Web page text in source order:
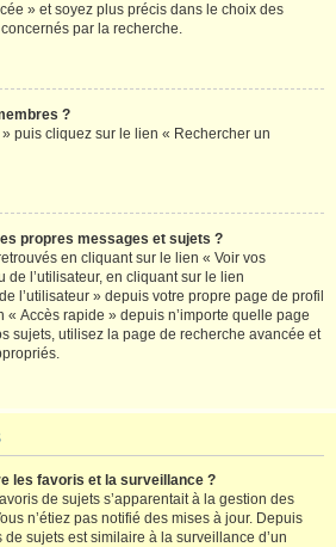
» et soyez plus précis dans le choix des
par la recherche.
?
puis cliquez sur le lien « Rechercher un
propres messages et sujets ?
en cliquant sur le lien « Voir vos
l’utilisateur, en cliquant sur le lien
l’utilisateur » depuis votre propre page de profil
Accès rapide » depuis n’importe quelle page
sujets, utilisez la page de recherche avancée et
les favoris et la surveillance ?
de sujets s’apparentait à la gestion des
n’étiez pas notifié des mises à jour. Depuis
sujets est similaire à la surveillance d’un